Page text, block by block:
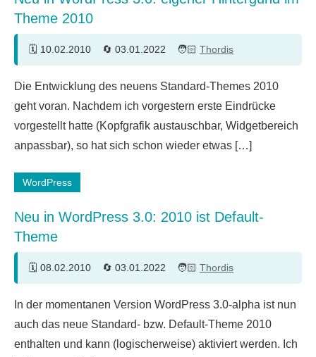
Theme 2010
10.02.2010 03.01.2022 Thordis
Kommentare
Die Entwicklung des neuens Standard-Themes 2010
geht voran. Nachdem ich vorgestern erste Eindrücke
vorgestellt hatte (Kopfgrafik austauschbar, Widgetbereich
anpassbar), so hat sich schon wieder etwas […]
WordPress
Neu in WordPress 3.0: 2010 ist Default-
Theme
08.02.2010 03.01.2022 Thordis
Kommentare
In der momentanen Version WordPress 3.0-alpha ist nun
auch das neue Standard- bzw. Default-Theme 2010
enthalten und kann (logischerweise) aktiviert werden. Ich